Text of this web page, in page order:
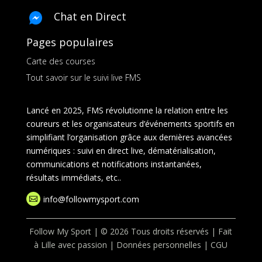
Chat en Direct
Pages populaires
Carte des courses
Tout savoir sur le suivi live FMS
Lancé en 2025, FMS révolutionne la relation entre les
coureurs et les organisateurs d’événements sportifs en
simplifiant l’organisation grâce aux dernières avancées
numériques : suivi en direct live, dématérialisation,
communications et notifications instantanées,
résultats immédiats, etc..
 info@followmysport.com
Follow My Sport | © 2026 Tous droits réservés | Fait
à Lille avec passion | Données personnelles |CGU